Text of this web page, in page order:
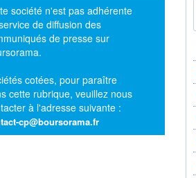
d'information
société n'est pas adhérente
de diffusion des
de presse sur
cotées, pour paraître
cette rubrique, veuillez nous
à l'adresse suivante :
cp@boursorama.fr